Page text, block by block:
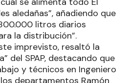
aledañas”, añadiendo que
litros diarios
la distribución”.
imprevisto, resaltó la
del SPAP, destacando que
y técnicos en Ingeniero
departamentos Ramón